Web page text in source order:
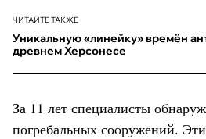
ЧИТАЙТЕ ТАКЖЕ
Уникальную «линейку» времён
древнем Херсонесе
За 11 лет специалисты
погребальных сооружений.